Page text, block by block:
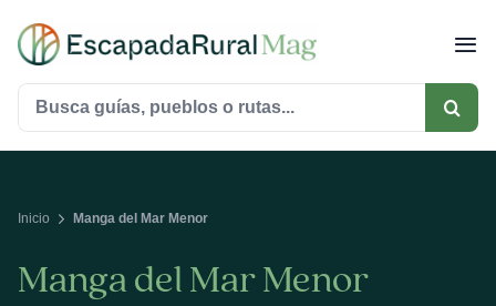
contenido
Buscar:
Inicio Manga del Mar Menor
Manga del Mar Menor